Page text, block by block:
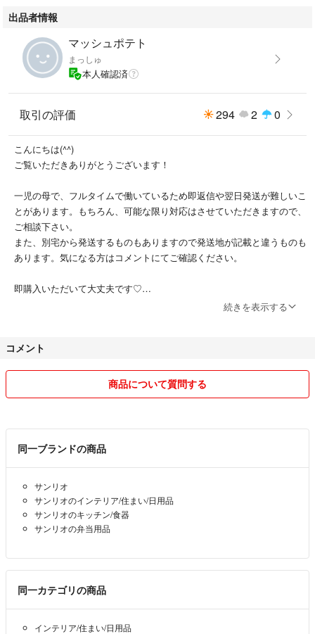
出品者情報
マッシュポテト
まっしゅ
本人確認済
取引の評価 294 2 0
こんにちは(^^)
ご覧いただきありがとうございます！
一児の母で、フルタイムで働いているため即返信や翌日発送が難しいこ
とがあります。もちろん、可能な限り対応はさせていただきますので、
ご相談下さい。
また、別宅から発送するものもありますので発送地が記載と違うものも
あります。気になる方はコメントにてご確認ください。
即購入いただいて大丈夫です♡
ご購入していただいた方、
☆コメントやりとり中でも先に購入ボタンを押された方が優先となりま
☆梱包は、衣服など小さく折りたたむ場合もありますので、シワなどご
了承下さい。
☆出品前に検品はしておりますが、素人判断なので見落としなどがある
場合もあります。
☆補償のない発送も多いのでご理解下さい。万一届かない場合でも、こ
は、お値段で対応させていただきますので、ご相談ください。
☆支払いがコンビニ支払いなどになる場合は、1週間以内にお願いしま
す。
続きを表示する
コメント
商品について質問する
同一ブランドの商品
サンリオ
サンリオのインテリア/住まい/日用品
サンリオのキッチン/食器
サンリオの弁当用品
同一カテゴリの商品
インテリア/住まい/日用品